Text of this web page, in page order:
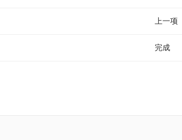
上一项
完成